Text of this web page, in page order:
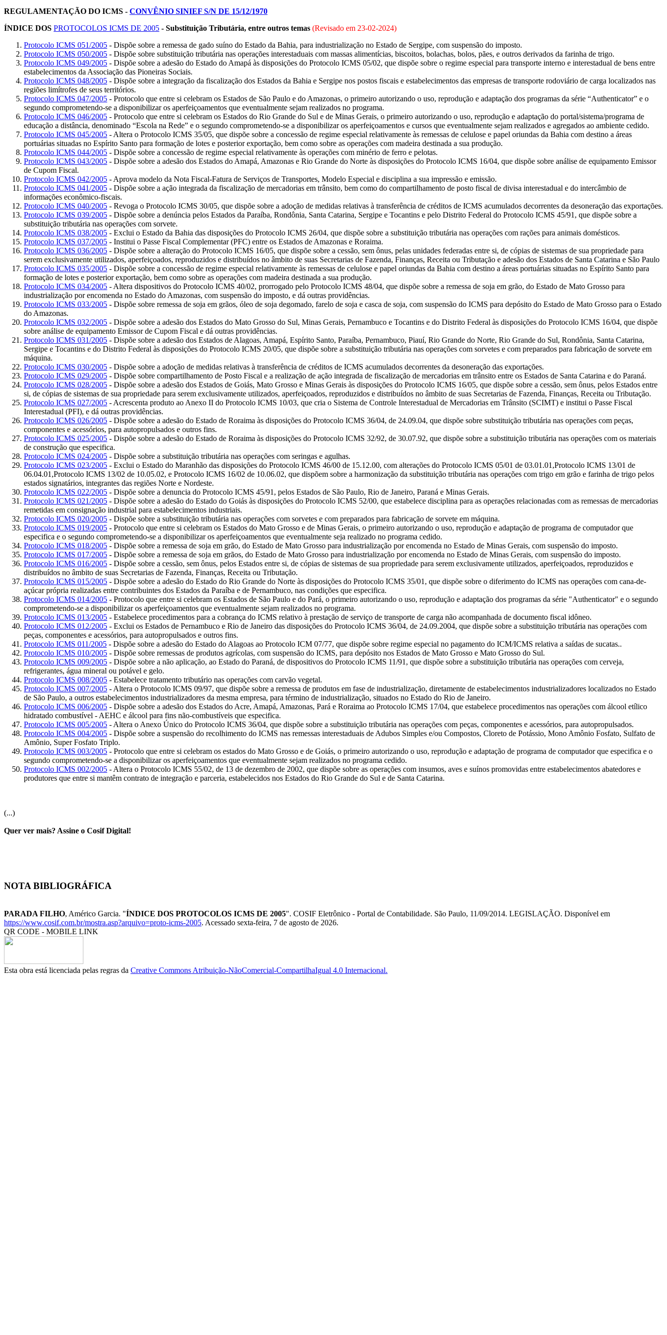
REGULAMENTAÇÃO DO ICMS - CONVÊNIO SINIEF S/N DE 15/12/1970
ÍNDICE DOS PROTOCOLOS ICMS DE 2005 - Substituição Tributária, entre outros temas (Revisado em 23-02-2024)
Protocolo ICMS 051/2005 - Dispõe sobre a remessa de gado suíno do Estado da Bahia, para industrialização no Estado de Sergipe, com suspensão do imposto.
Protocolo ICMS 050/2005 - Dispõe sobre substituição tributária nas operações interestaduais com massas alimentícias, biscoitos, bolachas, bolos, pães, e outros derivados da farinha de trigo.
Protocolo ICMS 049/2005 - Dispõe sobre a adesão do Estado do Amapá às disposições do Protocolo ICMS 05/02, que dispõe sobre o regime especial para transporte interno e interestadual de bens entre
estabelecimentos da Associação das Pioneiras Sociais.
Protocolo ICMS 048/2005 - Dispõe sobre a integração da fiscalização dos Estados da Bahia e Sergipe nos postos fiscais e estabelecimentos das empresas de transporte rodoviário de carga localizados nas
regiões limítrofes de seus territórios.
Protocolo ICMS 047/2005 - Protocolo que entre si celebram os Estados de São Paulo e do Amazonas, o primeiro autorizando o uso, reprodução e adaptação dos programas da série “Authenticator” e o
segundo comprometendo-se a disponibilizar os aperfeiçoamentos que eventualmente sejam realizados no programa.
Protocolo ICMS 046/2005 - Protocolo que entre si celebram os Estados do Rio Grande do Sul e de Minas Gerais, o primeiro autorizando o uso, reprodução e adaptação do portal/sistema/programa de
educação a distância, denominado “Escola na Rede” e o segundo comprometendo-se a disponibilizar os aperfeiçoamentos e cursos que eventualmente sejam realizados e agregados ao ambiente cedido.
Protocolo ICMS 045/2005 - Altera o Protocolo ICMS 35/05, que dispõe sobre a concessão de regime especial relativamente às remessas de celulose e papel oriundas da Bahia com destino a áreas
portuárias situadas no Espírito Santo para formação de lotes e posterior exportação, bem como sobre as operações com madeira destinada a sua produção.
Protocolo ICMS 044/2005 - Dispõe sobre a concessão de regime especial relativamente às operações com minério de ferro e pelotas.
Protocolo ICMS 043/2005 - Dispõe sobre a adesão dos Estados do Amapá, Amazonas e Rio Grande do Norte às disposições do Protocolo ICMS 16/04, que dispõe sobre análise de equipamento Emissor
de Cupom Fiscal.
Protocolo ICMS 042/2005 - Aprova modelo da Nota Fiscal-Fatura de Serviços de Transportes, Modelo Especial e disciplina a sua impressão e emissão.
Protocolo ICMS 041/2005 - Dispõe sobre a ação integrada da fiscalização de mercadorias em trânsito, bem como do compartilhamento de posto fiscal de divisa interestadual e do intercâmbio de
informações econômico-fiscais.
Protocolo ICMS 040/2005 - Revoga o Protocolo ICMS 30/05, que dispõe sobre a adoção de medidas relativas à transferência de créditos de ICMS acumulados decorrentes da desoneração das exportações.
Protocolo ICMS 039/2005 - Dispõe sobre a denúncia pelos Estados da Paraíba, Rondônia, Santa Catarina, Sergipe e Tocantins e pelo Distrito Federal do Protocolo ICMS 45/91, que dispõe sobre a
substituição tributária nas operações com sorvete.
Protocolo ICMS 038/2005 - Exclui o Estado da Bahia das disposições do Protocolo ICMS 26/04, que dispõe sobre a substituição tributária nas operações com rações para animais domésticos.
Protocolo ICMS 037/2005 - Institui o Passe Fiscal Complementar (PFC) entre os Estados de Amazonas e Roraima.
Protocolo ICMS 036/2005 - Dispõe sobre a alteração do Protocolo ICMS 16/05, que dispõe sobre a cessão, sem ônus, pelas unidades federadas entre si, de cópias de sistemas de sua propriedade para
serem exclusivamente utilizados, aperfeiçoados, reproduzidos e distribuídos no âmbito de suas Secretarias de Fazenda, Finanças, Receita ou Tributação e adesão dos Estados de Santa Catarina e São Paulo
Protocolo ICMS 035/2005 - Dispõe sobre a concessão de regime especial relativamente às remessas de celulose e papel oriundas da Bahia com destino a áreas portuárias situadas no Espírito Santo para
formação de lotes e posterior exportação, bem como sobre as operações com madeira destinada a sua produção.
Protocolo ICMS 034/2005 - Altera dispositivos do Protocolo ICMS 40/02, prorrogado pelo Protocolo ICMS 48/04, que dispõe sobre a remessa de soja em grão, do Estado de Mato Grosso para
industrialização por encomenda no Estado do Amazonas, com suspensão do imposto, e dá outras providências.
Protocolo ICMS 033/2005 - Dispõe sobre remessa de soja em grãos, óleo de soja degomado, farelo de soja e casca de soja, com suspensão do ICMS para depósito do Estado de Mato Grosso para o Estado
do Amazonas.
Protocolo ICMS 032/2005 - Dispõe sobre a adesão dos Estados do Mato Grosso do Sul, Minas Gerais, Pernambuco e Tocantins e do Distrito Federal às disposições do Protocolo ICMS 16/04, que dispõe
sobre análise de equipamento Emissor de Cupom Fiscal e dá outras providências.
Protocolo ICMS 031/2005 - Dispõe sobre a adesão dos Estados de Alagoas, Amapá, Espírito Santo, Paraíba, Pernambuco, Piauí, Rio Grande do Norte, Rio Grande do Sul, Rondônia, Santa Catarina,
Sergipe e Tocantins e do Distrito Federal às disposições do Protocolo ICMS 20/05, que dispõe sobre a substituição tributária nas operações com sorvetes e com preparados para fabricação de sorvete em
máquina.
Protocolo ICMS 030/2005 - Dispõe sobre a adoção de medidas relativas à transferência de créditos de ICMS acumulados decorrentes da desoneração das exportações.
Protocolo ICMS 029/2005 - Dispõe sobre compartilhamento de Posto Fiscal e a realização de ação integrada de fiscalização de mercadorias em trânsito entre os Estados de Santa Catarina e do Paraná.
Protocolo ICMS 028/2005 - Dispõe sobre a adesão dos Estados de Goiás, Mato Grosso e Minas Gerais às disposições do Protocolo ICMS 16/05, que dispõe sobre a cessão, sem ônus, pelos Estados entre
si, de cópias de sistemas de sua propriedade para serem exclusivamente utilizados, aperfeiçoados, reproduzidos e distribuídos no âmbito de suas Secretarias de Fazenda, Finanças, Receita ou Tributação.
Protocolo ICMS 027/2005 - Acrescenta produto ao Anexo II do Protocolo ICMS 10/03, que cria o Sistema de Controle Interestadual de Mercadorias em Trânsito (SCIMT) e institui o Passe Fiscal
Interestadual (PFI), e dá outras providências.
Protocolo ICMS 026/2005 - Dispõe sobre a adesão do Estado de Roraima às disposições do Protocolo ICMS 36/04, de 24.09.04, que dispõe sobre substituição tributária nas operações com peças,
componentes e acessórios, para autopropulsados e outros fins.
Protocolo ICMS 025/2005 - Dispõe sobre a adesão do Estado de Roraima às disposições do Protocolo ICMS 32/92, de 30.07.92, que dispõe sobre a substituição tributária nas operações com os materiais
de construção que especifica.
Protocolo ICMS 024/2005 - Dispõe sobre a substituição tributária nas operações com seringas e agulhas.
Protocolo ICMS 023/2005 - Exclui o Estado do Maranhão das disposições do Protocolo ICMS 46/00 de 15.12.00, com alterações do Protocolo ICMS 05/01 de 03.01.01,Protocolo ICMS 13/01 de
06.04.01,Protocolo ICMS 13/02 de 10.05.02, e Protocolo ICMS 16/02 de 10.06.02, que dispõem sobre a harmonização da substituição tributária nas operações com trigo em grão e farinha de trigo pelos
estados signatários, integrantes das regiões Norte e Nordeste.
Protocolo ICMS 022/2005 - Dispõe sobre a denuncia do Protocolo ICMS 45/91, pelos Estados de São Paulo, Rio de Janeiro, Paraná e Minas Gerais.
Protocolo ICMS 021/2005 - Dispõe sobre a adesão do Estado do Goiás às disposições do Protocolo ICMS 52/00, que estabelece disciplina para as operações relacionadas com as remessas de mercadorias
remetidas em consignação industrial para estabelecimentos industriais.
Protocolo ICMS 020/2005 - Dispõe sobre a substituição tributária nas operações com sorvetes e com preparados para fabricação de sorvete em máquina.
Protocolo ICMS 019/2005 - Protocolo que entre si celebram os Estados do Mato Grosso e de Minas Gerais, o primeiro autorizando o uso, reprodução e adaptação de programa de computador que
especifica e o segundo comprometendo-se a disponibilizar os aperfeiçoamentos que eventualmente seja realizado no programa cedido.
Protocolo ICMS 018/2005 - Dispõe sobre a remessa de soja em grão, do Estado de Mato Grosso para industrialização por encomenda no Estado de Minas Gerais, com suspensão do imposto.
Protocolo ICMS 017/2005 - Dispõe sobre a remessa de soja em grãos, do Estado de Mato Grosso para industrialização por encomenda no Estado de Minas Gerais, com suspensão do imposto.
Protocolo ICMS 016/2005 - Dispõe sobre a cessão, sem ônus, pelos Estados entre si, de cópias de sistemas de sua propriedade para serem exclusivamente utilizados, aperfeiçoados, reproduzidos e
distribuídos no âmbito de suas Secretarias de Fazenda, Finanças, Receita ou Tributação.
Protocolo ICMS 015/2005 - Dispõe sobre a adesão do Estado do Rio Grande do Norte às disposições do Protocolo ICMS 35/01, que dispõe sobre o diferimento do ICMS nas operações com cana-de-
açúcar própria realizadas entre contribuintes dos Estados da Paraíba e de Pernambuco, nas condições que especifica.
Protocolo ICMS 014/2005 - Protocolo que entre si celebram os Estados de São Paulo e do Pará, o primeiro autorizando o uso, reprodução e adaptação dos programas da série "Authenticator" e o segundo
comprometendo-se a disponibilizar os aperfeiçoamentos que eventualmente sejam realizados no programa.
Protocolo ICMS 013/2005 - Estabelece procedimentos para a cobrança do ICMS relativo à prestação de serviço de transporte de carga não acompanhada de documento fiscal idôneo.
Protocolo ICMS 012/2005 - Exclui os Estados de Pernambuco e Rio de Janeiro das disposições do Protocolo ICMS 36/04, de 24.09.2004, que dispõe sobre a substituição tributária nas operações com
peças, componentes e acessórios, para autopropulsados e outros fins.
Protocolo ICMS 011/2005 - Dispõe sobre a adesão do Estado do Alagoas ao Protocolo ICM 07/77, que dispõe sobre regime especial no pagamento do ICM/ICMS relativa a saídas de sucatas..
Protocolo ICMS 010/2005 - Dispõe sobre remessas de produtos agrícolas, com suspensão do ICMS, para depósito nos Estados de Mato Grosso e Mato Grosso do Sul.
Protocolo ICMS 009/2005 - Dispõe sobre a não aplicação, ao Estado do Paraná, de dispositivos do Protocolo ICMS 11/91, que dispõe sobre a substituição tributária nas operações com cerveja,
refrigerantes, água mineral ou potável e gelo.
Protocolo ICMS 008/2005 - Estabelece tratamento tributário nas operações com carvão vegetal.
Protocolo ICMS 007/2005 - Altera o Protocolo ICMS 09/97, que dispõe sobre a remessa de produtos em fase de industrialização, diretamente de estabelecimentos industrializadores localizados no Estado
de São Paulo, a outros estabelecimentos industrializadores da mesma empresa, para término de industrialização, situados no Estado do Rio de Janeiro.
Protocolo ICMS 006/2005 - Dispõe sobre a adesão dos Estados do Acre, Amapá, Amazonas, Pará e Roraima ao Protocolo ICMS 17/04, que estabelece procedimentos nas operações com álcool etílico
hidratado combustível - AEHC e álcool para fins não-combustíveis que especifica.
Protocolo ICMS 005/2005 - Altera o Anexo Único do Protocolo ICMS 36/04, que dispõe sobre a substituição tributária nas operações com peças, componentes e acessórios, para autopropulsados.
Protocolo ICMS 004/2005 - Dispõe sobre a suspensão do recolhimento do ICMS nas remessas interestaduais de Adubos Simples e/ou Compostos, Cloreto de Potássio, Mono Amônio Fosfato, Sulfato de
Amônio, Super Fosfato Triplo.
Protocolo ICMS 003/2005 - Protocolo que entre si celebram os estados do Mato Grosso e de Goiás, o primeiro autorizando o uso, reprodução e adaptação de programa de computador que especifica e o
segundo comprometendo-se a disponibilizar os aperfeiçoamentos que eventualmente sejam realizados no programa cedido.
Protocolo ICMS 002/2005 - Altera o Protocolo ICMS 55/02, de 13 de dezembro de 2002, que dispõe sobre as operações com insumos, aves e suínos promovidas entre estabelecimentos abatedores e
produtores que entre si mantêm contrato de integração e parceria, estabelecidos nos Estados do Rio Grande do Sul e de Santa Catarina.
(...)
Quer ver mais? Assine o Cosif Digital!
NOTA BIBLIOGRÁFICA
PARADA FILHO, Américo Garcia. "ÍNDICE DOS PROTOCOLOS ICMS DE 2005". COSIF Eletrônico - Portal de Contabilidade. São Paulo, 11/09/2014. LEGISLAÇÃO. Disponível em
https://www.cosif.com.br/mostra.asp?arquivo=proto-icms-2005. Acessado sexta-feira, 7 de agosto de 2026.
QR CODE - MOBILE LINK
Esta obra está licenciada pelas regras da Creative Commons Atribuição-NãoComercial-CompartilhaIgual 4.0 Internacional.